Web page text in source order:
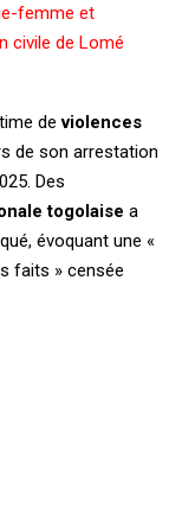
femme et
civile de Lomé
deviolences
de son arrestation
Des
togolaise a
évoquant une «
faits » censée